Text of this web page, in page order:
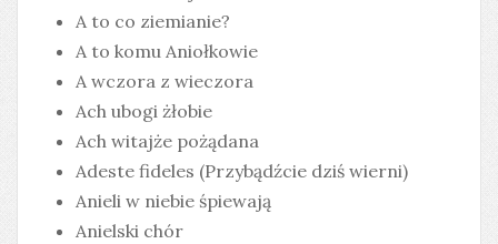
A to co ziemianie?
A to komu Aniołkowie
A wczora z wieczora
Ach ubogi żłobie
Ach witajże pożądana
Adeste fideles (Przybądźcie dziś wierni)
Anieli w niebie śpiewają
Anielski chór